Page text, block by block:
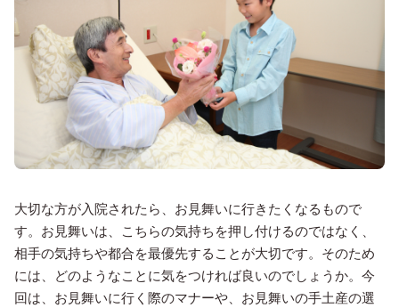
大切な方が入院されたら、お見舞いに行きたくなるもので
す。お見舞いは、こちらの気持ちを押し付けるのではなく、
相手の気持ちや都合を最優先することが大切です。そのため
には、どのようなことに気をつければ良いのでしょうか。今
回は、お見舞いに行く際のマナーや、お見舞いの手土産の選